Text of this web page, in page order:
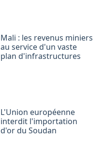
Mali : les revenus miniers
au service d'un vaste
plan d'infrastructures
L'Union européenne
interdit l'importation
d'or du Soudan